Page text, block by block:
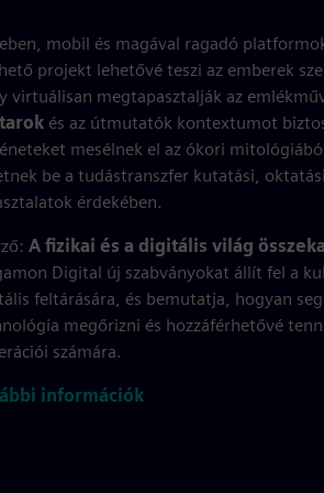
mobil és magával ragadó
projekt lehetővé teszi az emberek
virtuálisan megtapasztalják az
és az útmutatók kontextumot
mesélnek el az ókori
be a tudástranszfer kutatási,
érdekében.
A fizikai és a digitális világ
Digital új szabványokat állít fel a
feltárására, és bemutatja, hogyan
megőrizni és hozzáférhetővé
számára.
információk